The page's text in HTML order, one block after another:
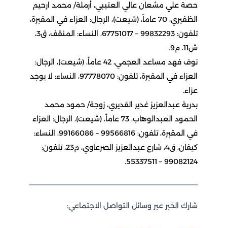
حصة علي مشعان عالي العتيبي، أرملة/ محمد ارحيم
الظفيري، 70 عاماً، (شيعت)، الرجال: العزاء في المقبرة،
تلفون: 99832293 – 67751017، النساء: المنقف، ق3،
ش11، م9.
نوف فهد مساعد العجمي، 42 عاماً، (شيعت)، الرجال:
العزاء في المقبرة، تلفون: 97778070، النساء: لا يوجد
عزاء.
بدرية عبدالعزيز غدير القديري، زوجة/ حمود محمد
الحمود العبدالوهاب، 73 عاماً، (شيعت)، الرجال: العزاء
في المقبرة، تلفون: 99566816 – 99166086، النساء:
كيفان، ق4، شارع عبدالعزيز الصرعاوي، م23، تلفون:
99082124 – 55337511.
شارك الخبر عبر وسائل التواصل الاجتماعي: